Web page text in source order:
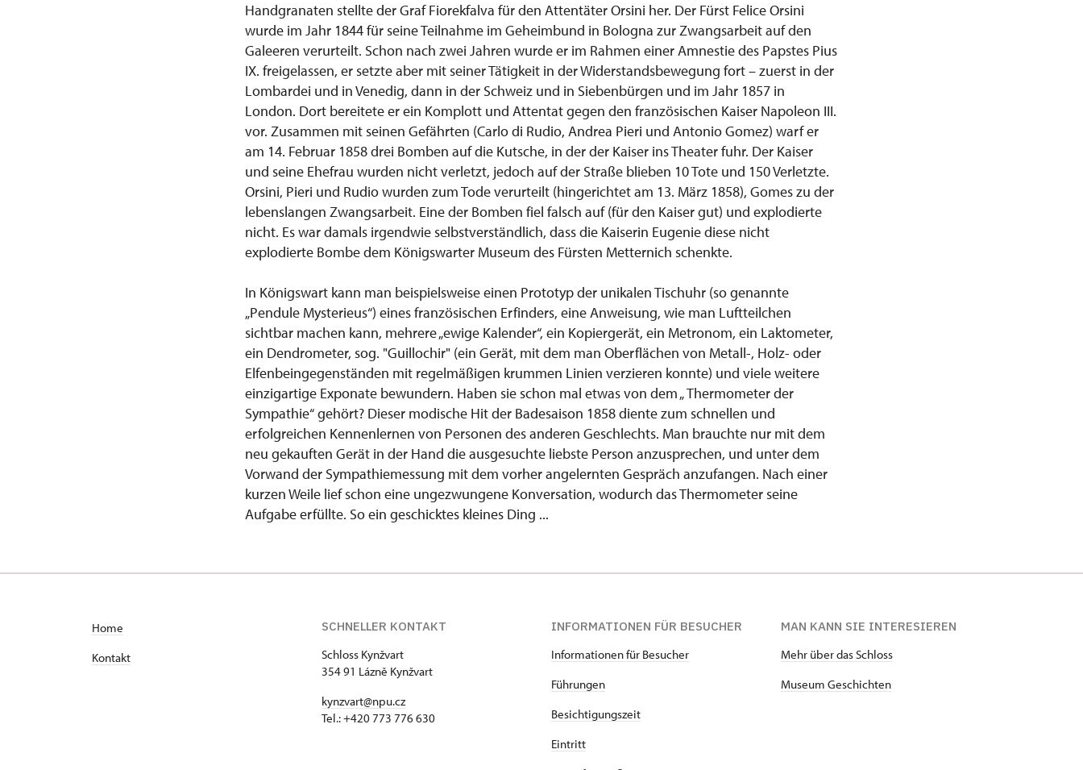
Handgranaten stellte der Graf Fiorekfalva für den Attentäter Orsini her. Der Fürst Felice Orsini
wurde im Jahr 1844 für seine Teilnahme im Geheimbund in Bologna zur Zwangsarbeit auf den
Galeeren verurteilt. Schon nach zwei Jahren wurde er im Rahmen einer Amnestie des Papstes Pius
IX. freigelassen, er setzte aber mit seiner Tätigkeit in der Widerstandsbewegung fort – zuerst in der
Lombardei und in Venedig, dann in der Schweiz und in Siebenbürgen und im Jahr 1857 in
London. Dort bereitete er ein Komplott und Attentat gegen den französischen Kaiser Napoleon III.
vor. Zusammen mit seinen Gefährten (Carlo di Rudio, Andrea Pieri und Antonio Gomez) warf er
am 14. Februar 1858 drei Bomben auf die Kutsche, in der der Kaiser ins Theater fuhr. Der Kaiser
und seine Ehefrau wurden nicht verletzt, jedoch auf der Straße blieben 10 Tote und 150 Verletzte.
Orsini, Pieri und Rudio wurden zum Tode verurteilt (hingerichtet am 13. März 1858), Gomes zu der
lebenslangen Zwangsarbeit. Eine der Bomben fiel falsch auf (für den Kaiser gut) und explodierte
nicht. Es war damals irgendwie selbstverständlich, dass die Kaiserin Eugenie diese nicht
explodierte Bombe dem Königswarter Museum des Fürsten Metternich schenkte.
In Königswart kann man beispielsweise einen Prototyp der unikalen Tischuhr (so genannte
„Pendule Mysterieus“) eines französischen Erfinders, eine Anweisung, wie man Luftteilchen
sichtbar machen kann, mehrere „ewige Kalender“, ein Kopiergerät, ein Metronom, ein Laktometer,
ein Dendrometer, sog. "Guillochir" (ein Gerät, mit dem man Oberflächen von Metall-, Holz- oder
Elfenbeingegenständen mit regelmäßigen krummen Linien verzieren konnte) und viele weitere
einzigartige Exponate bewundern. Haben sie schon mal etwas von dem „ Thermometer der
Sympathie“ gehört? Dieser modische Hit der Badesaison 1858 diente zum schnellen und
erfolgreichen Kennenlernen von Personen des anderen Geschlechts. Man brauchte nur mit dem
neu gekauften Gerät in der Hand die ausgesuchte liebste Person anzusprechen, und unter dem
Vorwand der Sympathiemessung mit dem vorher angelernten Gespräch anzufangen. Nach einer
kurzen Weile lief schon eine ungezwungene Konversation, wodurch das Thermometer seine
Aufgabe erfüllte. So ein geschicktes kleines Ding ...
Home
Kontakt
SCHNELLER KONTAKT
Schloss Kynžvart
354 91 Lázně Kynžvart
kynzvart@npu.cz
Tel.: +420 773 776 630
INFORMATIONEN FÜR BESUCHER
Informationen für Besucher
Führungen
Besichtigungszeit
Eintritt
MAN KANN SIE INTERESIEREN
Mehr über das Schloss
Museum Geschichten